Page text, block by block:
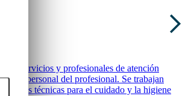
servicios y profesionales de atención
personal del profesional. Se trabajan
técnicas para el cuidado y la higiene